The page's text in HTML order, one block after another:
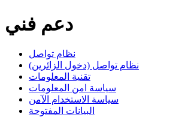
دعم فني
نظام تواصل
نظام تواصل (دخول الزائرين)
تقنية المعلومات
سياسة امن المعلومات
سياسة الاستخدام الآمن
البيانات المفتوحة